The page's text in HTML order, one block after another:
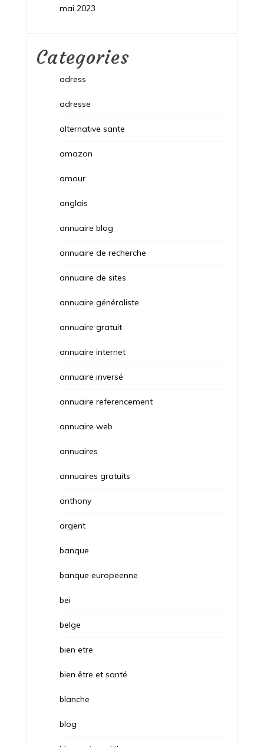
mai 2023
Categories
adress
adresse
alternative sante
amazon
amour
anglais
annuaire blog
annuaire de recherche
annuaire de sites
annuaire généraliste
annuaire gratuit
annuaire internet
annuaire inversé
annuaire referencement
annuaire web
annuaires
annuaires gratuits
anthony
argent
banque
banque europeenne
bei
belge
bien etre
bien être et santé
blanche
blog